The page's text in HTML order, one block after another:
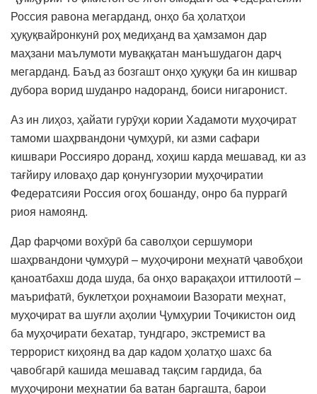
Россия равона мегарданд, онҳо ба ҳолатҳои
ҳуқуқвайронкунӣ роҳ медиҳанд ва ҳамзамон дар
маҳзани маълумоти муваққатан манъшудагон дарҷ
мегарданд. Баъд аз бозгашт онҳо ҳуқуқи ба ин кишвар
дубора ворид шуданро надоранд, боиси нигаронист.
Аз ин лиҳоз, ҳайати гурӯҳи кории Хадамоти муҳоҷират
тамоми шаҳрвандони ҷумҳурӣ, ки азми сафари
кишвари Россияро доранд, хоҳиш карда мешавад, ки аз
тағйиру иловаҳо дар қонунгузории муҳоҷиратии
Федератсияи Россия огоҳ бошанду, онро ба пуррагӣ
риоя намоянд.
Дар фарҷоми вохӯрӣ ба саволҳои сершумори
шаҳрвандони ҷумҳурӣ – муҳоҷирони меҳнатӣ ҷавобҳои
қаноатбахш дода шуда, ба онҳо варақаҳои иттилоотӣ –
маърифатӣ, буклетҳои роҳнамоии Вазорати меҳнат,
муҳоҷират ва шуғли аҳолии Ҷумҳурии Тоҷикистон оид
ба муҳоҷирати бехатар, тундгаро, экстремист ва
террорист киҳоянд ва дар кадом ҳолатҳо шахс ба
ҷавобгарӣ кашида мешавад тақсим гардида, ба
муҳоҷирони меҳнатии ба ватан баргашта, барои